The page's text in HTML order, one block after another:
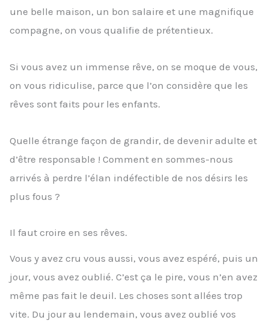
une belle maison, un bon salaire et une magnifique
compagne, on vous qualifie de prétentieux.
Si vous avez un immense rêve, on se moque de vous,
on vous ridiculise, parce que l’on considère que les
rêves sont faits pour les enfants.
Quelle étrange façon de grandir, de devenir adulte et
d’être responsable ! Comment en sommes-nous
arrivés à perdre l’élan indéfectible de nos désirs les
plus fous ?
Il faut croire en ses rêves.
Vous y avez cru vous aussi, vous avez espéré, puis un
jour, vous avez oublié. C’est ça le pire, vous n’en avez
même pas fait le deuil. Les choses sont allées trop
vite. Du jour au lendemain, vous avez oublié vos